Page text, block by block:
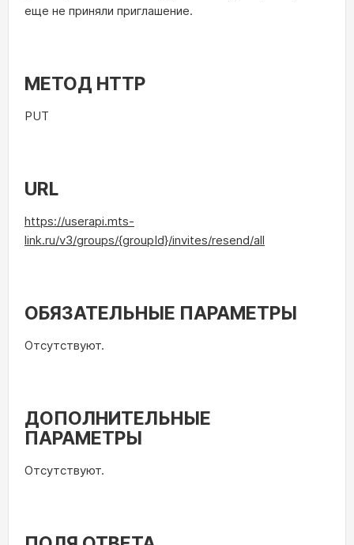
еще не приняли приглашение.
МЕТОД HTTP
PUT
URL
https://userapi.mts-
link.ru/v3/groups/{groupId}/invites/resend/all
ОБЯЗАТЕЛЬНЫЕ ПАРАМЕТРЫ
Отсутствуют.
ДОПОЛНИТЕЛЬНЫЕ
ПАРАМЕТРЫ
Отсутствуют.